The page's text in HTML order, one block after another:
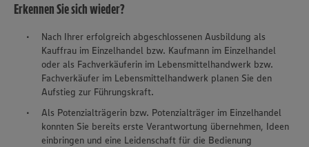
Erkennen Sie sich wieder?
Nach Ihrer erfolgreich abgeschlossenen Ausbildung als
Kauffrau im Einzelhandel bzw. Kaufmann im Einzelhandel
oder als Fachverkäuferin im Lebensmittelhandwerk bzw.
Fachverkäufer im Lebensmittelhandwerk planen Sie den
Aufstieg zur Führungskraft.
Als Potenzialträgerin bzw. Potenzialträger im Einzelhandel
konnten Sie bereits erste Verantwortung übernehmen, Ideen
einbringen und eine Leidenschaft für die Bedienung